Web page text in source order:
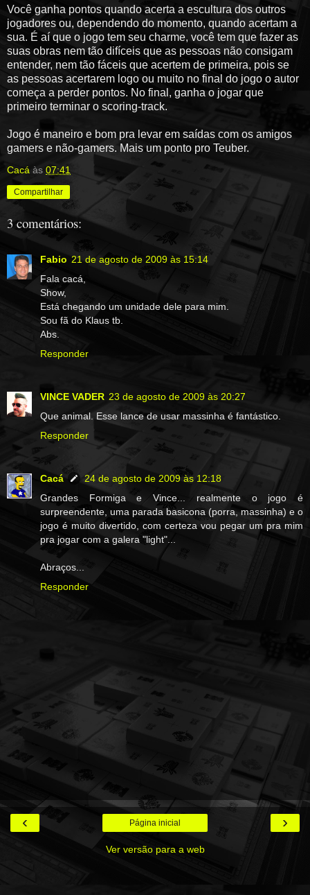
Você ganha pontos quando acerta a escultura dos outros
jogadores ou, dependendo do momento, quando acertam a
sua. É aí que o jogo tem seu charme, você tem que fazer as
suas obras nem tão difíceis que as pessoas não consigam
entender, nem tão fáceis que acertem de primeira, pois se
as pessoas acertarem logo ou muito no final do jogo o autor
começa a perder pontos. No final, ganha o jogar que
primeiro terminar o scoring-track.
Jogo é maneiro e bom pra levar em saídas com os amigos
gamers e não-gamers. Mais um ponto pro Teuber.
Cacá às 07:41
Compartilhar
3 comentários:
Fabio 21 de agosto de 2009 às 15:14
Fala cacá,
Show,
Está chegando um unidade dele para mim.
Sou fã do Klaus tb.
Abs.
Responder
VINCE VADER 23 de agosto de 2009 às 20:27
Que animal. Esse lance de usar massinha é fantástico.
Responder
Cacá
24 de agosto de 2009 às 12:18
Grandes Formiga e Vince... realmente o jogo é
surpreendente, uma parada basicona (porra, massinha) e o
jogo é muito divertido, com certeza vou pegar um pra mim
pra jogar com a galera "light"...
Abraços...
Responder
‹ ›
Página inicial
Ver versão para a web